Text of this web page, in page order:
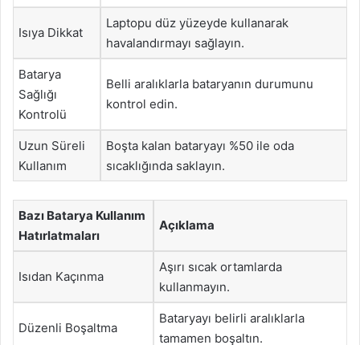
Isıya Dikkat
Laptopu düz yüzeyde kullanarak
havalandırmayı sağlayın.
Batarya
Sağlığı
Kontrolü
Belli aralıklarla bataryanın durumunu
kontrol edin.
Uzun Süreli
Kullanım
Boşta kalan bataryayı %50 ile oda
sıcaklığında saklayın.
Bazı Batarya Kullanım
Hatırlatmaları
Açıklama
Isıdan Kaçınma
Aşırı sıcak ortamlarda
kullanmayın.
Düzenli Boşaltma
Bataryayı belirli aralıklarla
tamamen boşaltın.